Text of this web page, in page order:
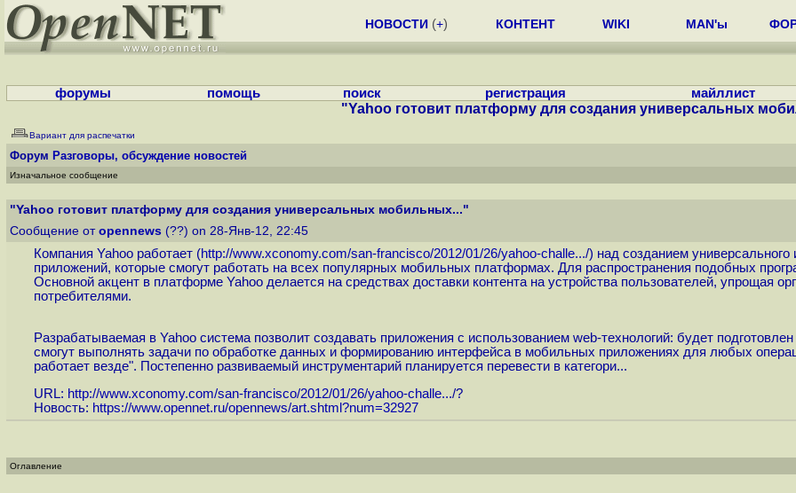
НОВОСТИ (+) КОНТЕНТ WIKI MAN'ы
форумы помощь поиск регистрация майллист
"Yahoo готовит платформу для создания универсальных
Вариант для распечатки
Форум Разговоры, обсуждение новостей
Изначальное сообщение
"Yahoo готовит платформу для создания универсальных мобильных..."
Сообщение от opennews (??) on 28-Янв-12, 22:45
Компания Yahoo работает (http://www.xconomy.com/san-francisco/2012/01/26/yahoo-challe.../) над созданием
приложений, которые смогут работать на всех популярных мобильных платформах. Для распространения подобных
Основной акцент в платформе Yahoo делается на средствах доставки контента на устройства пользователей, упрощая
потребителями.
Разрабатываемая в Yahoo система позволит создавать приложения с использованием web-технологий: будет
смогут выполнять задачи по обработке данных и формированию интерфейса в мобильных приложениях для любых
работает везде". Постепенно развиваемый инструментарий планируется перевести в категори...
URL: http://www.xconomy.com/san-francisco/2012/01/26/yahoo-challe.../?
Новость: https://www.opennet.ru/opennews/art.shtml?num=32927
Оглавление